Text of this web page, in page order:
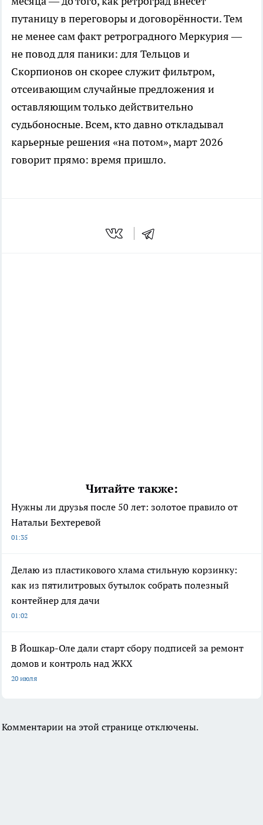
путаницу в переговоры и договорённости. Тем
не менее сам факт ретроградного Меркурия —
не повод для паники: для Тельцов и
Скорпионов он скорее служит фильтром,
отсеивающим случайные предложения и
оставляющим только действительно
судьбоносные. Всем, кто давно откладывал
карьерные решения «на потом», март 2026
говорит прямо: время пришло.
Читайте также:
Нужны ли друзья после 50 лет: золотое правило от
Натальи Бехтеревой
01:35
Делаю из пластикового хлама стильную корзинку:
как из пятилитровых бутылок собрать полезный
контейнер для дачи
01:02
В Йошкар-Оле дали старт сбору подписей за ремонт
домов и контроль над ЖКХ
20 июля
Комментарии на этой странице отключены.